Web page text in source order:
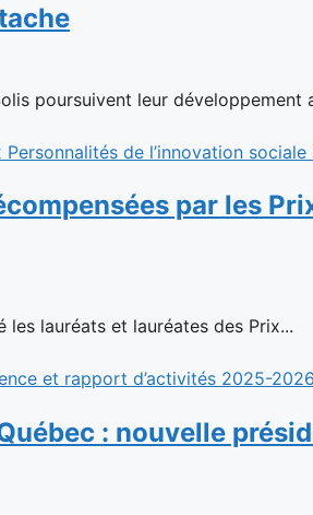
poursuivent leur développement
par les
lauréats et lauréates des Prix...
: nouvelle